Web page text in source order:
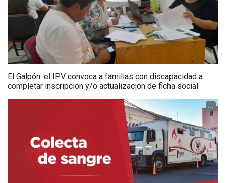
El Galpón: el IPV convoca a familias con discapacidad a
completar inscripción y/o actualización de ficha social
...